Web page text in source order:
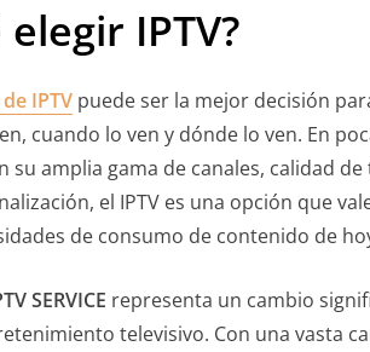
IPTV?
IPTV puede ser la mejor decisión
cuando lo ven y dónde lo ven. En
su amplia gama de canales, calidad
el IPTV es una opción que
de consumo de contenido de
SERVICE representa un cambio
televisivo. Con una vasta